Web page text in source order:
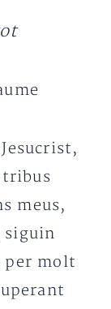
tribus
meus,
siguin
per molt